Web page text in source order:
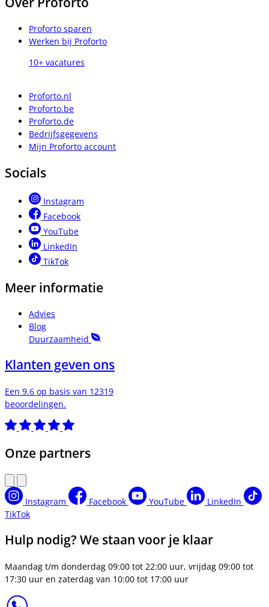
Proforto sparen
Werken bij Proforto
10+ vacatures
Proforto.nl
Proforto.be
Proforto.de
Bedrijfsgegevens
Mijn Proforto account
Socials
Instagram
Facebook
YouTube
LinkedIn
TikTok
Meer informatie
Advies
Blog
Duurzaamheid
Klanten geven ons
Een 9.6 op basis van 12319
beoordelingen.
Onze partners
Instagram Facebook YouTube
LinkedIn
TikTok
Hulp nodig? We staan voor je klaar
Maandag t/m donderdag 09:00 tot 22:00 uur, vrijdag 09:00 tot
17:30 uur en zaterdag van 10:00 tot 17:00 uur